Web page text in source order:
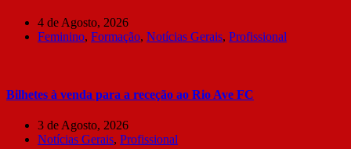
4 de Agosto, 2026
Feminino, Formação, Notícias Gerais, Profissional
Bilhetes à venda para a receção ao Rio Ave FC
3 de Agosto, 2026
Notícias Gerais, Profissional